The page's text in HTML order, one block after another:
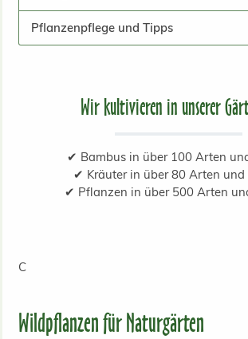
Pflanzenpflege und Tipps
Wir kultivieren in unserer
✔ Bambus in über 100 Arten
✔ Kräuter in über 80 Arten und
✔ Pflanzen in über 500 Arten
C
Wildpflanzen für Naturgärten